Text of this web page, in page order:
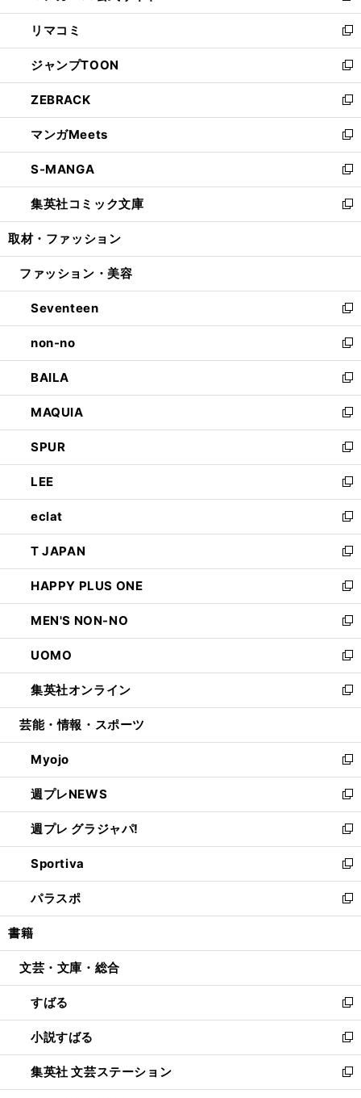
ウ
で
開
く
ン
ド
ウ
で
開
く
ウ
ィ
ン
ド
ウ
で
開
く
し
い
ウ
ィ
ン
ド
ウ
で
開
く
リマコミ
新
し
い
ウ
ィ
ン
ド
ウ
で
開
く
ジャンプTOON
新
し
い
ウ
ィ
ン
ド
ウ
で
開
ZEBRACK
新
し
い
ウ
ィ
ン
ド
ウ
開
マンガMeets
新
し
い
ウ
ィ
ン
ウ
開
く
S-MANGA
新
し
い
ウ
ン
ウ
で
開
く
集英社コミック文庫
新
し
ウ
ン
ド
ウ
で
開
く
取材・ファッション
ファッション・美容
Seventeen
新
し
い
ウ
ィ
ン
ド
ウ
で
開
く
non-no
新
し
い
ウ
ィ
ン
ド
ウ
で
開
く
BAILA
新
し
い
ウ
ィ
ン
ド
ウ
で
開
く
MAQUIA
新
し
い
ウ
ィ
ン
ド
ウ
で
開
く
SPUR
新
し
い
ウ
ィ
ン
ド
ウ
で
開
く
LEE
新
し
い
ウ
ィ
ン
ド
ウ
で
開
く
eclat
新
し
い
ウ
ィ
ン
ド
ウ
で
開
く
T JAPAN
新
し
い
ウ
ィ
ン
ド
ウ
で
開
HAPPY PLUS ONE
新
し
い
ウ
ィ
ン
ド
ウ
開
く
MEN'S NON-NO
新
し
い
ウ
ィ
ン
ウ
で
開
く
UOMO
新
し
い
ウ
ン
ド
ウ
で
開
く
集英社オンライン
新
し
ウ
ィ
ン
ド
ウ
で
開
く
芸能・情報・スポーツ
Myojo
新
し
い
ウ
ィ
ン
ド
ウ
で
開
週プレNEWS
新
し
い
ウ
ィ
ン
ド
ウ
開
週プレ グラジャパ!
新
し
い
ウ
ィ
ン
ウ
開
く
Sportiva
新
し
い
ウ
ン
ウ
で
開
く
パラスポ
新
し
ウ
ン
ド
ウ
で
開
く
書籍
文芸・文庫・総合
すばる
新
し
い
ウ
ィ
ン
小説すばる
新
し
い
ウ
集英社 文芸ステーション
新
し